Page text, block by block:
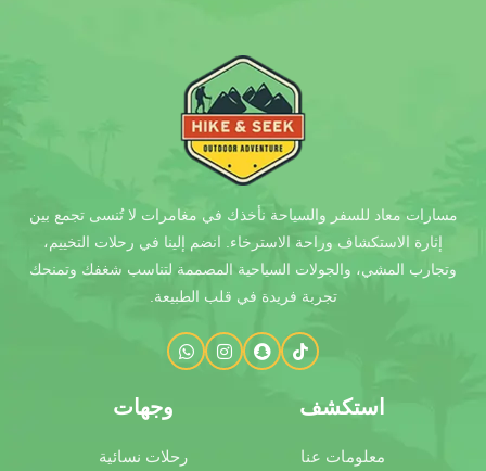
مسارات معاد للسفر والسياحة نأخذك في مغامرات لا تُنسى تجمع بين
إثارة الاستكشاف وراحة الاسترخاء. انضم إلينا في رحلات التخييم،
وتجارب المشي، والجولات السياحية المصممة لتناسب شغفك وتمنحك
تجربة فريدة في قلب الطبيعة.
استكشف
معلومات عنا
وجهات
رحلات نسائية